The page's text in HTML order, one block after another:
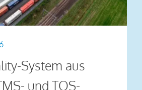
System aus
und TOS-